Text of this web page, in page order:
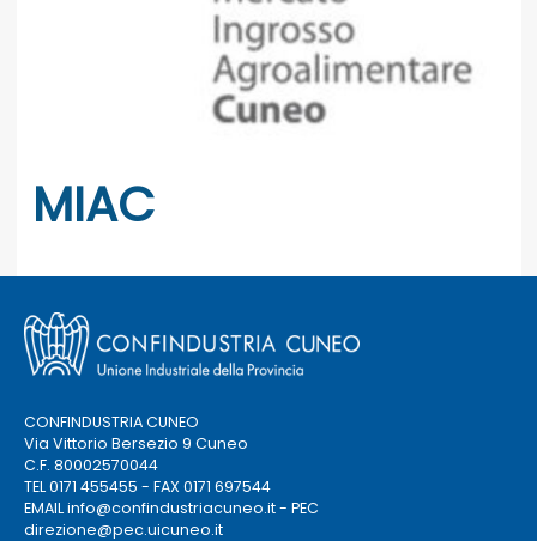
MIAC
CONFINDUSTRIA CUNEO
Via Vittorio Bersezio 9 Cuneo
C.F. 80002570044
TEL 0171 455455 - FAX 0171 697544
EMAILinfo@confindustriacuneo.it- PEC
direzione@pec.uicuneo.it